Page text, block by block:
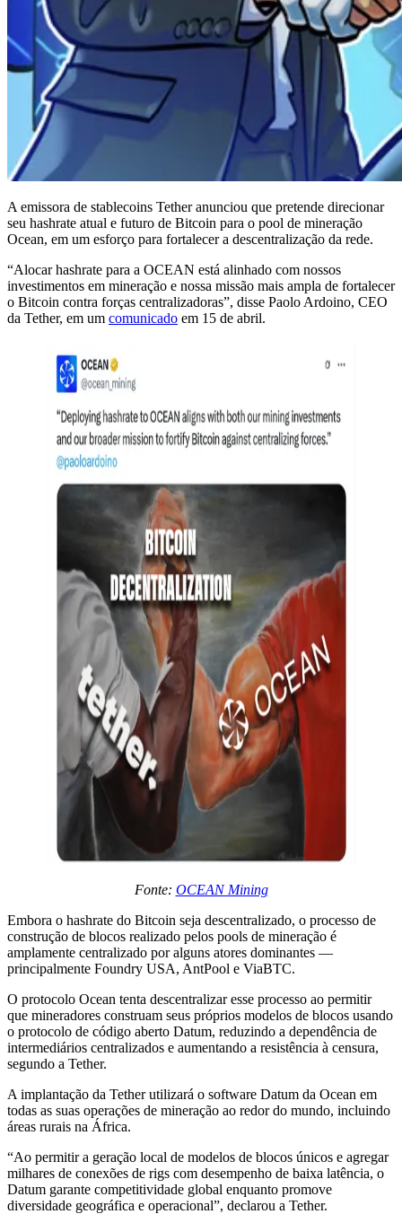
A emissora de stablecoins Tether anunciou que pretende direcionar
seu hashrate atual e futuro de Bitcoin para o pool de mineração
Ocean, em um esforço para fortalecer a descentralização da rede.
“Alocar hashrate para a OCEAN está alinhado com nossos
investimentos em mineração e nossa missão mais ampla de fortalecer
o Bitcoin contra forças centralizadoras”, disse Paolo Ardoino, CEO
da Tether, em um comunicado em 15 de abril.
Fonte: OCEAN Mining
Embora o hashrate do Bitcoin seja descentralizado, o processo de
construção de blocos realizado pelos pools de mineração é
amplamente centralizado por alguns atores dominantes —
principalmente Foundry USA, AntPool e ViaBTC.
O protocolo Ocean tenta descentralizar esse processo ao permitir
que mineradores construam seus próprios modelos de blocos usando
o protocolo de código aberto Datum, reduzindo a dependência de
intermediários centralizados e aumentando a resistência à censura,
segundo a Tether.
A implantação da Tether utilizará o software Datum da Ocean em
todas as suas operações de mineração ao redor do mundo, incluindo
áreas rurais na África.
“Ao permitir a geração local de modelos de blocos únicos e agregar
milhares de conexões de rigs com desempenho de baixa latência, o
Datum garante competitividade global enquanto promove
diversidade geográfica e operacional”, declarou a Tether.